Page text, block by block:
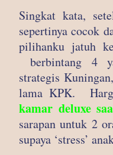
Singkat kata,
sepertinya cocok
pilihanku jatuh
berbintang 4
strategis
lama KPK.
kamar deluxe
sarapan untuk 2
supaya ‘stress’